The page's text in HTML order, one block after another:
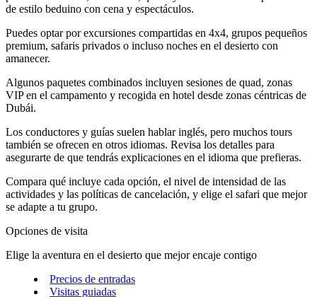
de estilo beduino con cena y espectáculos.
Puedes optar por excursiones compartidas en 4x4, grupos pequeños
premium, safaris privados o incluso noches en el desierto con
amanecer.
Algunos paquetes combinados incluyen sesiones de quad, zonas
VIP en el campamento y recogida en hotel desde zonas céntricas de
Dubái.
Los conductores y guías suelen hablar inglés, pero muchos tours
también se ofrecen en otros idiomas. Revisa los detalles para
asegurarte de que tendrás explicaciones en el idioma que prefieras.
Compara qué incluye cada opción, el nivel de intensidad de las
actividades y las políticas de cancelación, y elige el safari que mejor
se adapte a tu grupo.
Opciones de visita
Elige la aventura en el desierto que mejor encaje contigo
Precios de entradas
Visitas guiadas